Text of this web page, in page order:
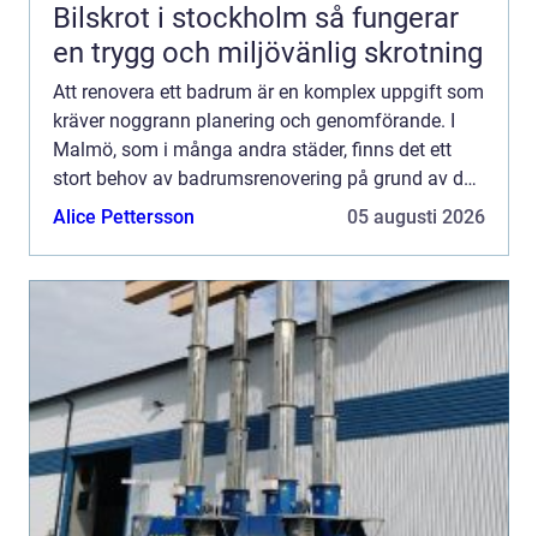
Bilskrot i stockholm så fungerar
en trygg och miljövänlig skrotning
Att renovera ett badrum är en komplex uppgift som
kräver noggrann planering och genomförande. I
Malmö, som i många andra städer, finns det ett
stort behov av badrumsrenovering på grund av de
äldre byggnaderna...
Alice Pettersson 05 augusti 2026